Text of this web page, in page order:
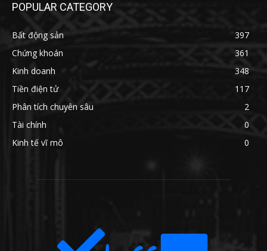
POPULAR CATEGORY
Bất động sản
397
Chứng khoán
361
Kinh doanh
348
Tiền điện tử
117
Phân tích chuyên sâu
2
Tài chính
0
Kinh tế vĩ mô
0